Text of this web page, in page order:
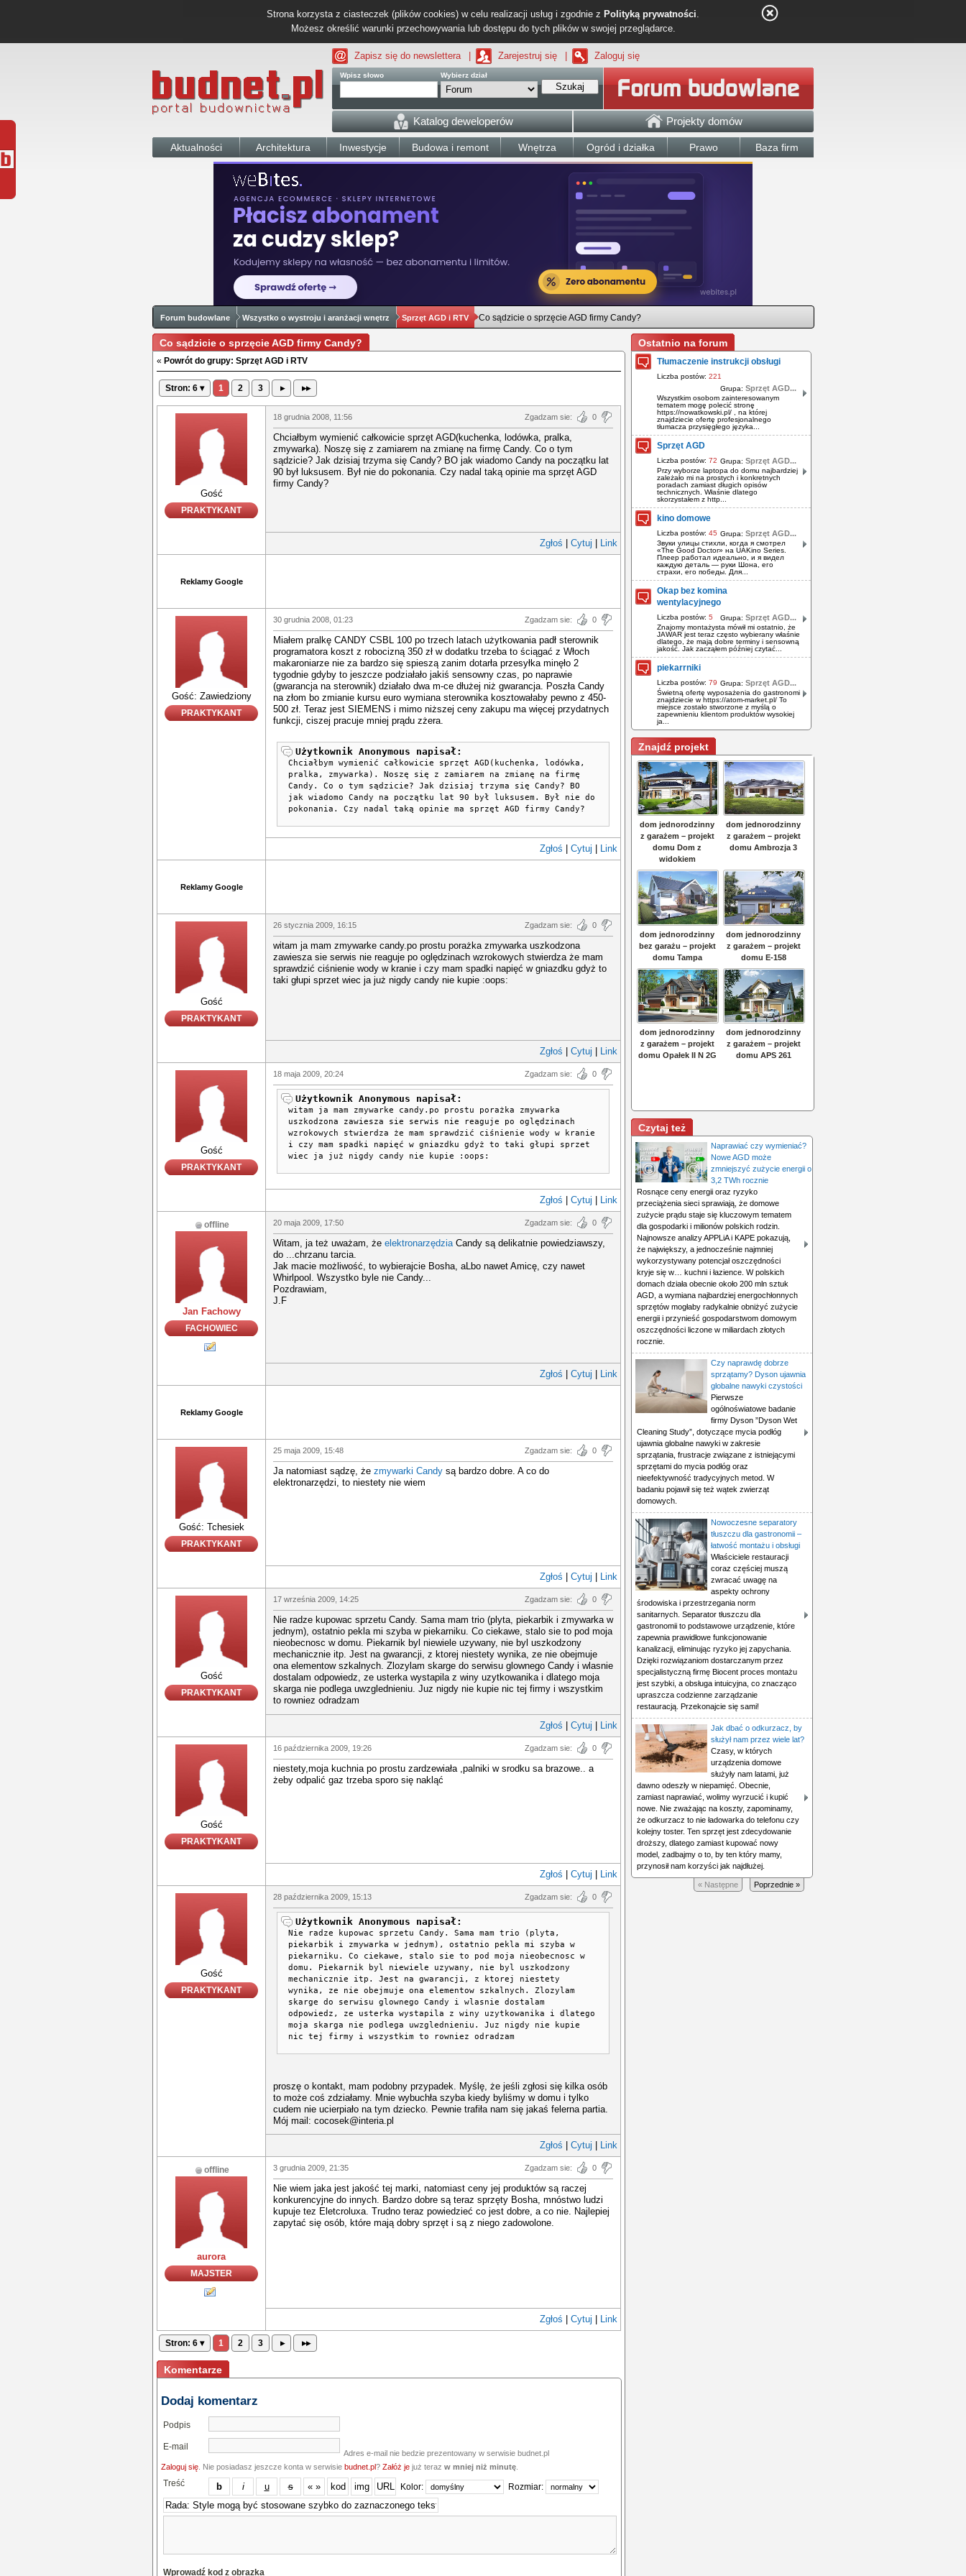
Strona korzysta z ciasteczek (plików cookies) w celu realizacji usług i zgodnie z Polityką prywatności.
Możesz określić warunki przechowywania lub dostępu do tych plików w swojej przeglądarce.
Zapisz się do newslettera Zarejestruj się Zaloguj się
Wpisz słowo Wybierz dział
Szukaj
Katalog deweloperów Projekty domów
Aktualności Architektura Inwestycje Budowa i remont Wnętrza Ogród i działka Prawo Baza firm
Forum budowlane Wszystko o wystroju i aranżacji wnętrz Sprzęt AGD i RTV Co sądzicie o sprzęcie AGD firmy Candy?
Co sądzicie o sprzęcie AGD firmy Candy?
« Powrót do grupy: Sprzęt AGD i RTV
Stron: 6 ▾ 1 2 3 ▸ ▸▸
Gość
PRAKTYKANT
18 grudnia 2008, 11:56 Zgadzam sie: 0
Chciałbym wymienić całkowicie sprzęt AGD(kuchenka, lodówka, pralka,
zmywarka). Noszę się z zamiarem na zmianę na firmę Candy. Co o tym
sądzicie? Jak dzisiaj trzyma się Candy? BO jak wiadomo Candy na początku lat
90 był luksusem. Był nie do pokonania. Czy nadal taką opinie ma sprzęt AGD
firmy Candy?
Zgłoś Cytuj Link
Reklamy Google
Gość: Zawiedziony
PRAKTYKANT
30 grudnia 2008, 01:23 Zgadzam sie: 0
Miałem pralkę CANDY CSBL 100 po trzech latach użytkowania padł sterownik
programatora koszt z robocizną 350 zł w dodatku trzeba to ściągać z Włoch
makaroniarze nie za bardzo się spieszą zanim dotarła przesyłka minęło 2
tygodnie gdyby to jeszcze podziałało jakiś sensowny czas, po naprawie
(gwarancja na sterownik) działało dwa m-ce dłużej niż gwarancja. Poszła Candy
na złom bo zmianie kursu euro wymiana sterownika kosztowałaby pewno z 450-
500 zł. Teraz jest SIEMENS i mimo niższej ceny zakupu ma więcej przydatnych
funkcji, ciszej pracuje mniej prądu zżera.
Użytkownik Anonymous napisał:
Chciałbym wymienić całkowicie sprzęt AGD(kuchenka, lodówka,
pralka, zmywarka). Noszę się z zamiarem na zmianę na firmę
Candy. Co o tym sądzicie? Jak dzisiaj trzyma się Candy? BO
jak wiadomo Candy na początku lat 90 był luksusem. Był nie do
pokonania. Czy nadal taką opinie ma sprzęt AGD firmy Candy?
Zgłoś Cytuj Link
Reklamy Google
Gość
PRAKTYKANT
26 stycznia 2009, 16:15 Zgadzam sie: 0
witam ja mam zmywarke candy.po prostu porażka zmywarka uszkodzona
zawiesza sie serwis nie reaguje po oględzinach wzrokowych stwierdza że mam
sprawdzić ciśnienie wody w kranie i czy mam spadki napięć w gniazdku gdyż to
taki głupi sprzet wiec ja już nigdy candy nie kupie :oops:
Zgłoś Cytuj Link
Gość
PRAKTYKANT
18 maja 2009, 20:24 Zgadzam sie: 0
Użytkownik Anonymous napisał:
witam ja mam zmywarke candy.po prostu porażka zmywarka
uszkodzona zawiesza sie serwis nie reaguje po oględzinach
wzrokowych stwierdza że mam sprawdzić ciśnienie wody w kranie
i czy mam spadki napięć w gniazdku gdyż to taki głupi sprzet
wiec ja już nigdy candy nie kupie :oops:
Zgłoś Cytuj Link
offline
Jan Fachowy
FACHOWIEC
20 maja 2009, 17:50 Zgadzam sie: 0
Witam, ja też uważam, że elektronarzędziaCandy są delikatnie powiedziawszy,
do ...chrzanu tarcia.
Jak macie możliwość, to wybierajcie Bosha, aLbo nawet Amicę, czy nawet
Whirlpool. Wszystko byle nie Candy...
Pozdrawiam,
J.F
Zgłoś Cytuj Link
Reklamy Google
Gość: Tchesiek
PRAKTYKANT
25 maja 2009, 15:48 Zgadzam sie: 0
Ja natomiast sądzę, że zmywarki Candy są bardzo dobre. A co do
elektronarzędzi, to niestety nie wiem
Zgłoś Cytuj Link
Gość
PRAKTYKANT
17 września 2009, 14:25 Zgadzam sie: 0
Nie radze kupowac sprzetu Candy. Sama mam trio (plyta, piekarbik i zmywarka w
jednym), ostatnio pekla mi szyba w piekarniku. Co ciekawe, stalo sie to pod moja
nieobecnosc w domu. Piekarnik byl niewiele uzywany, nie byl uszkodzony
mechanicznie itp. Jest na gwarancji, z ktorej niestety wynika, ze nie obejmuje
ona elementow szkalnych. Zlozylam skarge do serwisu glownego Candy i wlasnie
dostalam odpowiedz, ze usterka wystapila z winy uzytkowanika i dlatego moja
skarga nie podlega uwzglednieniu. Juz nigdy nie kupie nic tej firmy i wszystkim
to rowniez odradzam
Zgłoś Cytuj Link
Gość
PRAKTYKANT
16 października 2009, 19:26 Zgadzam sie: 0
niestety,moja kuchnia po prostu zardzewiała ,palniki w srodku sa brazowe.. a
żeby odpalić gaz trzeba sporo się nakląć
Zgłoś Cytuj Link
Gość
PRAKTYKANT
28 października 2009, 15:13 Zgadzam sie: 0
Użytkownik Anonymous napisał:
Nie radze kupowac sprzetu Candy. Sama mam trio (plyta,
piekarbik i zmywarka w jednym), ostatnio pekla mi szyba w
piekarniku. Co ciekawe, stalo sie to pod moja nieobecnosc w
domu. Piekarnik byl niewiele uzywany, nie byl uszkodzony
mechanicznie itp. Jest na gwarancji, z ktorej niestety
wynika, ze nie obejmuje ona elementow szkalnych. Zlozylam
skarge do serwisu glownego Candy i wlasnie dostalam
odpowiedz, ze usterka wystapila z winy uzytkowanika i dlatego
moja skarga nie podlega uwzglednieniu. Juz nigdy nie kupie
nic tej firmy i wszystkim to rowniez odradzam
proszę o kontakt, mam podobny przypadek. Myślę, że jeśli zgłosi się kilka osób
to może coś zdziałamy. Mnie wybuchła szyba kiedy byliśmy w domu i tylko
cudem nie ucierpiało na tym dziecko. Pewnie trafiła nam się jakaś felerna partia.
Mój mail: cocosek@interia.pl
Zgłoś Cytuj Link
offline
aurora
MAJSTER
3 grudnia 2009, 21:35 Zgadzam sie: 0
Nie wiem jaka jest jakość tej marki, natomiast ceny jej produktów są raczej
konkurencyjne do innych. Bardzo dobre są teraz sprzęty Bosha, mnóstwo ludzi
kupuje tez Eletcroluxa. Trudno teraz powiedzieć co jest dobre, a co nie. Najlepiej
zapytać się osób, które mają dobry sprzęt i są z niego zadowolone.
Zgłoś Cytuj Link
Stron: 6 ▾ 1 2 3 ▸ ▸▸
Komentarze
Dodaj komentarz
Podpis
E-mail
Adres e-mail nie bedzie prezentowany w serwisie budnet.pl
Zaloguj się . Nie posiadasz jeszcze konta w serwisie budnet.pl? Załóż je już teraz w mniej niż minutę
Treść Kolor: Rozmiar:
Wprowadź kod z obrazka
Ostatnio na forum
Tłumaczenie instrukcji obsługi
Liczba postów: 221
Grupa: Sprzęt AGD...
Wszystkim osobom zainteresowanym
tematem mogę polecić stronę
https://nowatkowski.pl/ , na której
znajdziecie ofertę profesjonalnego
tłumacza przysięgłego języka...
Sprzęt AGD
Liczba postów: 72 Grupa: Sprzęt AGD...
Przy wyborze laptopa do domu najbardziej
zależało mi na prostych i konkretnych
poradach zamiast długich opisów
technicznych. Właśnie dlatego
skorzystałem z http...
kino domowe
Liczba postów: 45 Grupa: Sprzęt AGD...
Звуки улицы стихли, когда я смотрел
«The Good Doctor» на UAKino Series.
Плеер работал идеально, и я видел
каждую деталь — руки Шона, его
страхи, его победы. Для...
Okap bez komina
wentylacyjnego
Liczba postów: 5 Grupa: Sprzęt AGD...
Znajomy montażysta mówił mi ostatnio, że
JAWAR jest teraz często wybierany właśnie
dlatego, że mają dobre terminy i sensowną
jakość. Jak zacząłem później czytać...
piekarrniki
Liczba postów: 79 Grupa: Sprzęt AGD...
Świetną ofertę wyposażenia do gastronomi
znajdziecie w https://atom-market.pl/ To
miejsce zostało stworzone z myślą o
zapewnieniu klientom produktów wysokiej
ja...
Znajdź projekt
Czytaj też
Naprawiać czy wymieniać?
Nowe AGD może
zmniejszyć zużycie energii o
3,2 TWh rocznie
Rosnące ceny energii oraz ryzyko
przeciążenia sieci sprawiają, że domowe
zużycie prądu staje się kluczowym tematem
dla gospodarki i milionów polskich rodzin.
Najnowsze analizy APPLiA i KAPE pokazują,
że największy, a jednocześnie najmniej
wykorzystywany potencjał oszczędności
kryje się w… kuchni i łazience. W polskich
domach działa obecnie około 200 mln sztuk
AGD, a wymiana najbardziej energochłonnych
sprzętów mogłaby radykalnie obniżyć zużycie
energii i przynieść gospodarstwom domowym
oszczędności liczone w miliardach złotych
rocznie.
Czy naprawdę dobrze
sprzątamy? Dyson ujawnia
globalne nawyki czystości
Pierwsze
ogólnoświatowe badanie
firmy Dyson ”Dyson Wet
Cleaning Study”, dotyczące mycia podłóg
ujawnia globalne nawyki w zakresie
sprzątania, frustracje związane z istniejącymi
sprzętami do mycia podłóg oraz
nieefektywność tradycyjnych metod. W
badaniu pojawił się też wątek zwierząt
domowych.
Nowoczesne separatory
tłuszczu dla gastronomii –
łatwość montażu i obsługi
Właściciele restauracji
coraz częściej muszą
zwracać uwagę na
aspekty ochrony
środowiska i przestrzegania norm
sanitarnych. Separator tłuszczu dla
gastronomii to podstawowe urządzenie, które
zapewnia prawidłowe funkcjonowanie
kanalizacji, eliminując ryzyko jej zapychania.
Dzięki rozwiązaniom dostarczanym przez
specjalistyczną firmę Biocent proces montażu
jest szybki, a obsługa intuicyjna, co znacząco
upraszcza codzienne zarządzanie
restauracją. Przekonajcie się sami!
Jak dbać o odkurzacz, by
służył nam przez wiele lat?
Czasy, w których
urządzenia domowe
służyły nam latami, już
dawno odeszły w niepamięć. Obecnie,
zamiast naprawiać, wolimy wyrzucić i kupić
nowe. Nie zważając na koszty, zapominamy,
że odkurzacz to nie ładowarka do telefonu czy
kolejny toster. Ten sprzęt jest zdecydowanie
droższy, dlatego zamiast kupować nowy
model, zadbajmy o to, by ten który mamy,
przynosił nam korzyści jak najdłużej.
Poprzednie »
« Następne